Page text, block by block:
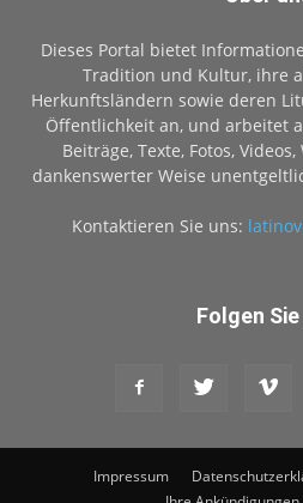
Dieses Portal bietet
Tradition und Kultur, ihre
Herkunftsländern sowie deren
Öffentlichkeit an, und arbeitet
Beiträge, Texte, Fotos,
dankenswerter Weise
Kontaktieren Sie uns:
Folgen
Impressum